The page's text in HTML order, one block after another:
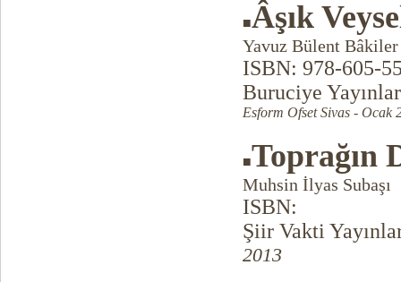
■Âşık
Yavuz Bülent Bâkiler
ISBN: 978-605-
Buruciye
Esform Ofset Sivas - Ocak
■Toprağın
Muhsin İlyas Subaşı
ISBN:
Şiir Vakti
2013